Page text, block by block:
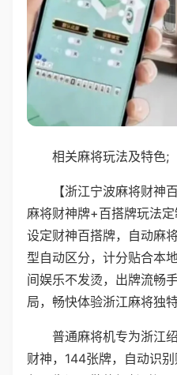
相关麻将玩法及特色;
【浙江宁波麻将财神
麻将财神牌+百搭牌玩法
设定财神百搭牌，自动麻
型自动区分，计分贴合本
间娱乐不发烫，出牌流畅
局，畅快体验浙江麻将独特
普通麻将机专为浙江
财神，144张牌，自动识